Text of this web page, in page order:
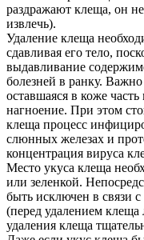
раздражают клеща, он
извлечь).
Удаление клеща
сдавливая его тело,
выдавливание
болезней в ранку.
оставшаяся в коже
нагноение. При этом
клеща процесс
слюнных железах и
концентрация вируса
Место укуса клеща
или зеленкой.
быть исключен в связи
(перед удалением
удаления клеща